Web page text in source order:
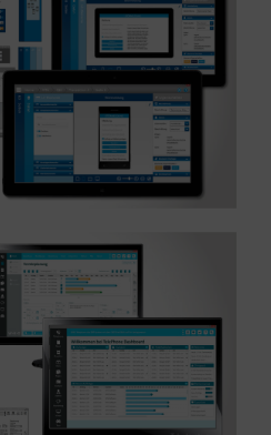
– Branche ITService
Verlagswesen